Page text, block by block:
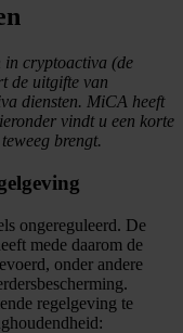
in cryptoactiva (de
de uitgifte van
diensten. MiCA heeft
vindt u een korte
brengt.
ongereguleerd. De
mede daarom de
onder andere
regelgeving te